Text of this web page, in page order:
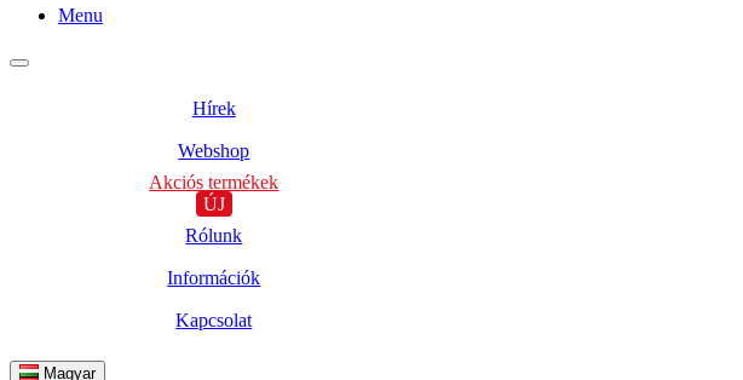
Menu
Hírek
Webshop
Akciós termékek
ÚJ
Rólunk
Információk
Kapcsolat
Magyar